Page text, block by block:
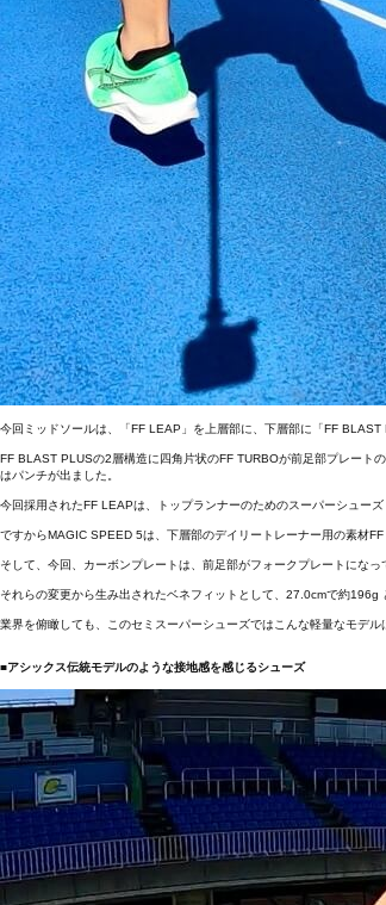
今回ミッドソールは、「FF LEAP」を上層部に、下層部に「FF
FF BLAST PLUSの2層構造に四角片状のFF TURBOが前足部プレート
はパンチが出ました。
今回採用されたFF LEAPは、トップランナーのためのスーパーシュー
ですからMAGIC SPEED 5は、下層部のデイリートレーナー用の素材
そして、今回、カーボンプレートは、前足部がフォークプレートにな
それらの変更から生み出されたベネフィットとして、27.0cmで約
業界を俯瞰しても、このセミスーパーシューズではこんな軽量なモデル
■アシックス伝統モデルのような接地感を感じるシューズ